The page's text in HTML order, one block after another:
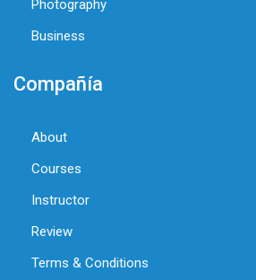
Photography
Business
Compañía
About
Courses
Instructor
Review
Terms & Conditions